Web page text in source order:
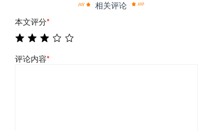
相关评论
本文评分*
评论内容*